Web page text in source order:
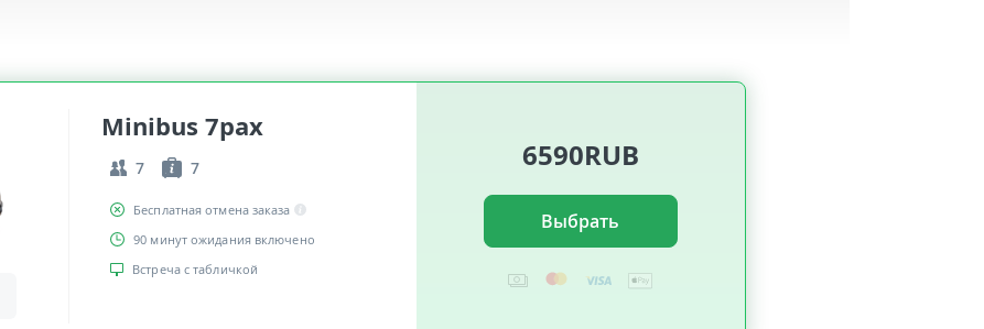
Minibus 7pax
7 7
Бесплатная отмена заказа
90 минут ожидания включено
Встреча с табличкой
6590RUB
Выбрать